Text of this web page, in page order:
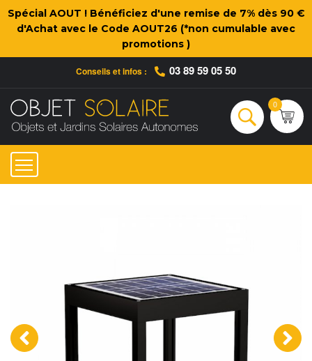
Spécial AOUT ! Bénéficiez d'une remise de 7% dès 90 €
d'Achat avec le Code AOUT26 (*non cumulable avec
promotions )
Conseils et infos : 03 89 59 05 50
Rechercher
0
‹ ›